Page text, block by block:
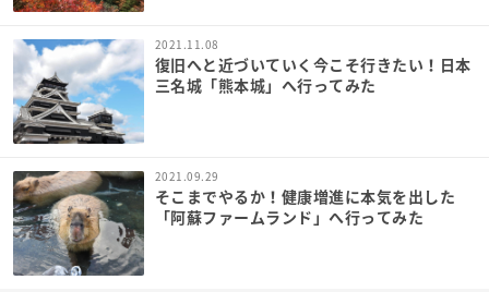
2021.11.08
復旧へと近づいていく今こそ行きたい！日本
三名城「熊本城」へ行ってみた
2021.09.29
そこまでやるか！健康増進に本気を出した
「阿蘇ファームランド」へ行ってみた